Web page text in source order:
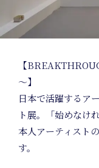
【
～】
日本で活躍するア
ト展。「始めなけ
本人アーティスト
す。